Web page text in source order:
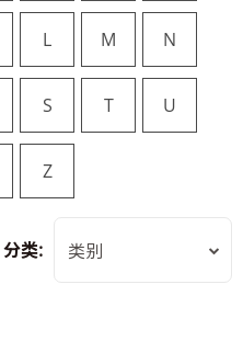
L M N
S T U
Z
分类: 类别